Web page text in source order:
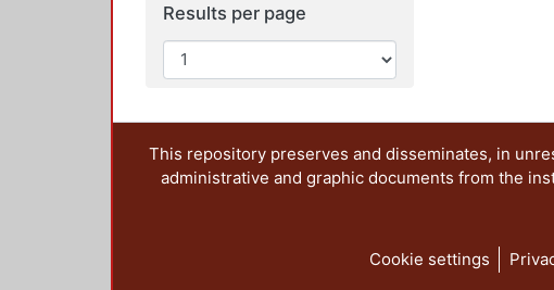
Results per page
This repository preserves and disseminates, in
administrative and graphic documents from the
Cookie settings